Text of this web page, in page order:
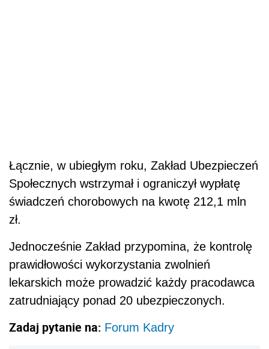
Łącznie, w ubiegłym roku, Zakład Ubezpieczeń
Społecznych wstrzymał i ograniczył wypłatę
świadczeń chorobowych na kwotę 212,1 mln
zł.
Jednocześnie Zakład przypomina, że kontrolę
prawidłowości wykorzystania zwolnień
lekarskich może prowadzić każdy pracodawca
zatrudniający ponad 20 ubezpieczonych.
Zadaj pytanie na: Forum Kadry